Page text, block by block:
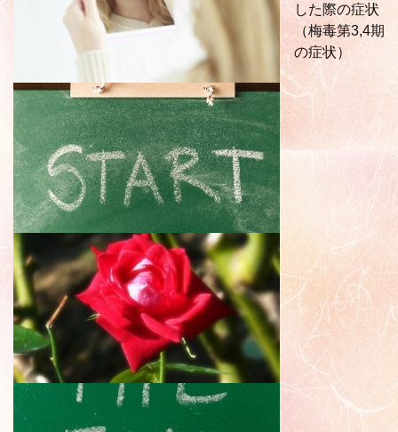
した際の症状
（梅毒第3,4期
の症状）